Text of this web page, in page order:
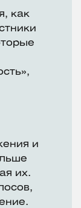
как
и
их.